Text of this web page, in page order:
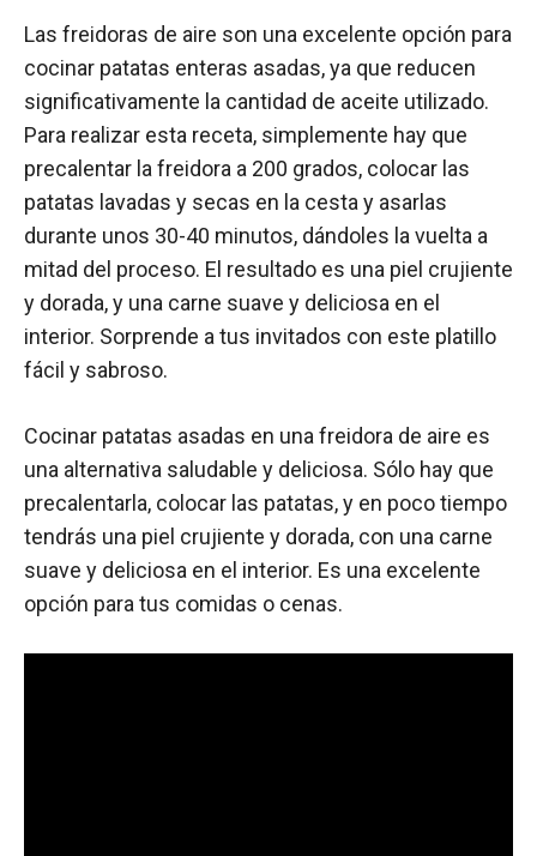
Las freidoras de aire son una excelente opción para
cocinar patatas enteras asadas, ya que reducen
significativamente la cantidad de aceite utilizado.
Para realizar esta receta, simplemente hay que
precalentar la freidora a 200 grados, colocar las
patatas lavadas y secas en la cesta y asarlas
durante unos 30-40 minutos, dándoles la vuelta a
mitad del proceso. El resultado es una piel crujiente
y dorada, y una carne suave y deliciosa en el
interior. Sorprende a tus invitados con este platillo
fácil y sabroso.
Cocinar patatas asadas en una freidora de aire es
una alternativa saludable y deliciosa. Sólo hay que
precalentarla, colocar las patatas, y en poco tiempo
tendrás una piel crujiente y dorada, con una carne
suave y deliciosa en el interior. Es una excelente
opción para tus comidas o cenas.